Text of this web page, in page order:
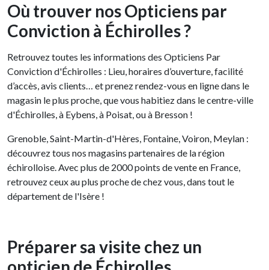
Où trouver nos Opticiens par
Conviction à Échirolles ?
Retrouvez toutes les informations des Opticiens Par
Conviction d'Échirolles : Lieu, horaires d’ouverture, facilité
d’accès, avis clients… et prenez rendez-vous en ligne dans le
magasin le plus proche, que vous habitiez dans le centre-ville
d'Échirolles, à Eybens, à Poisat, ou à Bresson !
Grenoble, Saint-Martin-d'Hères, Fontaine, Voiron, Meylan :
découvrez tous nos magasins partenaires de la région
échirolloise. Avec plus de 2000 points de vente en France,
retrouvez ceux au plus proche de chez vous, dans tout le
département de l'Isère !
Préparer sa visite chez un